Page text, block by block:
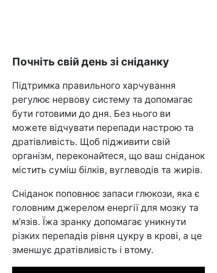
Почніть свій день зі сніданку
Підтримка правильного харчування
регулює нервову систему та допомагає
бути готовими до дня. Без нього ви
можете відчувати перепади настрою та
дратівливість. Щоб підживити свій
організм, переконайтеся, що ваш сніданок
містить суміш білків, вуглеводів та жирів.
Сніданок поповнює запаси глюкози, яка є
головним джерелом енергії для мозку та
м’язів. Їжа зранку допомагає уникнути
різких перепадів рівня цукру в крові, а це
зменшує дратівливість і втому.